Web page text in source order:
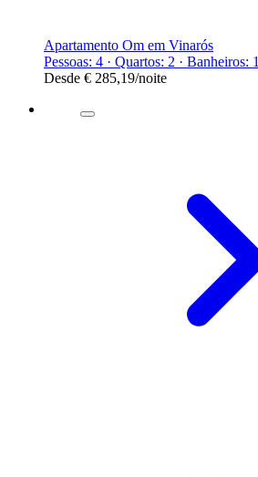
Apartamento Om em Vinarós
Pessoas: 4 · Quartos: 2 · Banheiros: 1
Desde € 285,19/noite